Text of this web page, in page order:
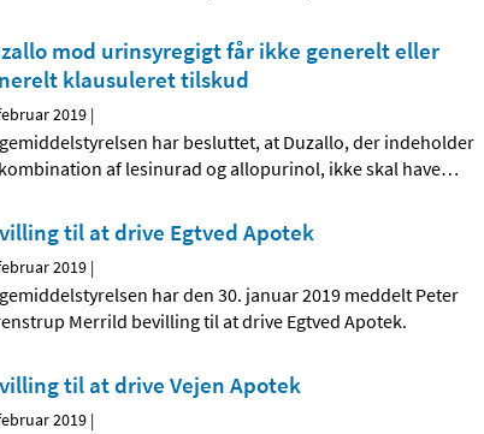
mod urinsyregigt får ikke generelt eller
klausuleret tilskud
2019 |
har besluttet, at Duzallo, der indeholder
af lesinurad og allopurinol, ikke skal have…
til at drive Egtved Apotek
2019 |
har den 30. januar 2019 meddelt Peter
Merrild bevilling til at drive Egtved Apotek.
til at drive Vejen Apotek
2019 |